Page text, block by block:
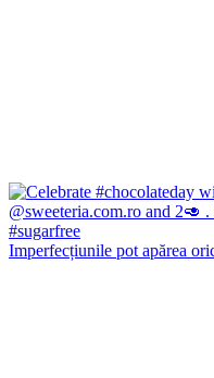
Imperfecțiunile pot apărea